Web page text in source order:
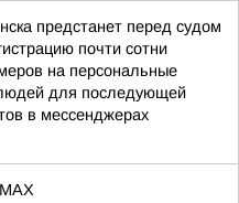
предстанет перед судом
почти сотни
на персональные
для последующей
в мессенджерах